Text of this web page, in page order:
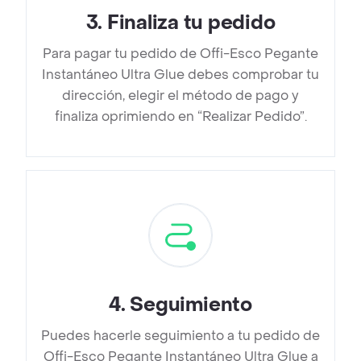
3. Finaliza tu pedido
Para pagar tu pedido de Offi-Esco Pegante
Instantáneo Ultra Glue debes comprobar tu
dirección, elegir el método de pago y
finaliza oprimiendo en “Realizar Pedido”.
4. Seguimiento
Puedes hacerle seguimiento a tu pedido de
Offi-Esco Pegante Instantáneo Ultra Glue a